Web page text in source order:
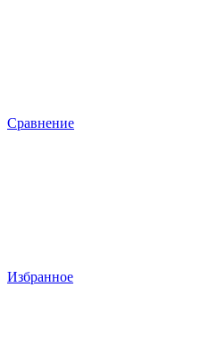
Сравнение
Избранное